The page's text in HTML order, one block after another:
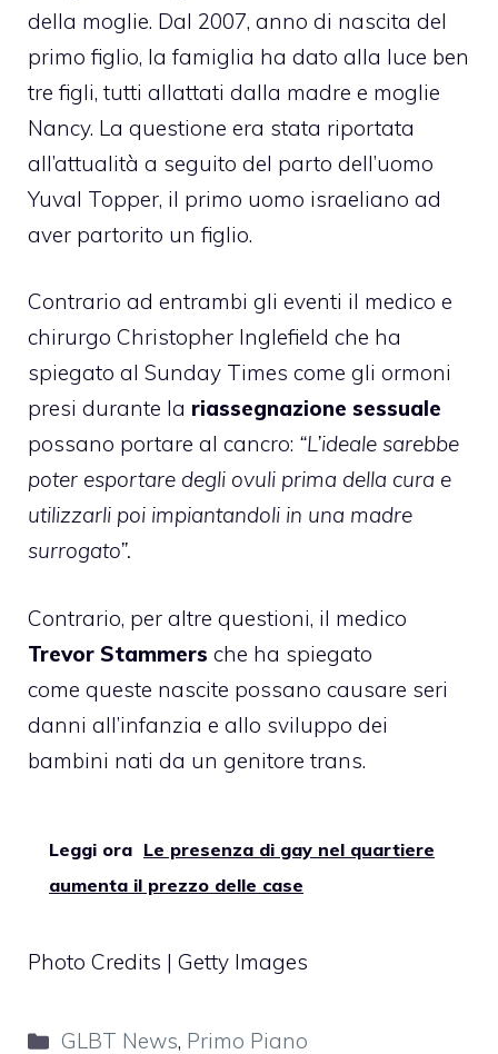
della moglie. Dal 2007, anno di nascita del
primo figlio, la famiglia ha dato alla luce ben
tre figli, tutti allattati dalla madre e moglie
Nancy. La questione era stata riportata
all’attualità a seguito del parto dell’uomo
Yuval Topper, il primo uomo israeliano ad
aver partorito un figlio.
Contrario ad entrambi gli eventi il medico e
chirurgo Christopher Inglefield che ha
spiegato al Sunday Times come gli ormoni
presi durante la riassegnazione sessuale
possano portare al cancro: “L’ideale sarebbe
poter esportare degli ovuli prima della cura e
utilizzarli poi impiantandoli in una madre
surrogato”.
Contrario, per altre questioni, il medico
Trevor Stammers che ha spiegato
come queste nascite possano causare seri
danni all’infanzia e allo sviluppo dei
bambini nati da un genitore trans.
Leggi ora Le presenza di gay nel quartiere
aumenta il prezzo delle case
Photo Credits | Getty Images
Categorie
GLBT News, Primo Piano